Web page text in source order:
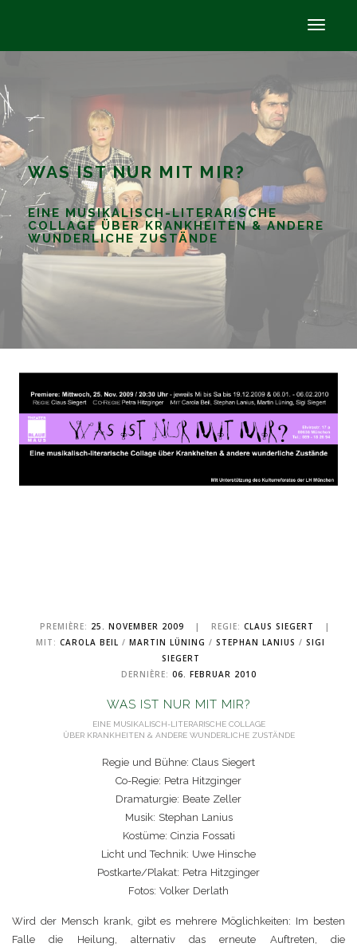
WAS IST NUR MIT MIR?
EINE MUSIKALISCH-LITERARISCHE
COLLAGE ÜBER KRANKHEITEN & ANDERE
WUNDERLICHE ZUSTÄNDE
PREMIÈRE: 25. NOVEMBER 2009 | REGIE: CLAUS SIEGERT
|
MIT: CAROLA BEIL / MARTIN LÜNING / STEPHAN LANIUS / SIGI
SIEGERT
DERNIÈRE: 06. FEBRUAR 2010
WAS IST NUR MIT MIR?
EINE MUSIKALISCH-LITERARISCHE COLLAGE
ÜBER KRANKHEITEN & ANDERE WUNDERLICHE ZUSTÄNDE
Regie und Bühne: Claus Siegert
Co-Regie: Petra Hitzginger
Dramaturgie: Beate Zeller
Musik: Stephan Lanius
Kostüme: Cinzia Fossati
Licht und Technik: Uwe Hinsche
Postkarte/Plakat: Petra Hitzginger
Fotos: Volker Derlath
Wird der Mensch krank, gibt es mehrere Möglichkeiten: Im besten
Falle die Heilung, alternativ das erneute Auftreten, die